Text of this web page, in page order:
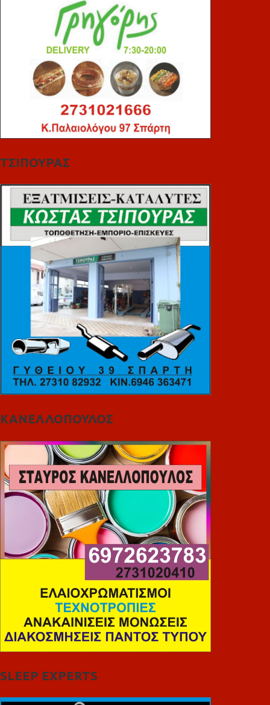
ΤΣΙΠΟΥΡΑΣ
ΚΑΝΕΛΛΟΠΟΥΛΟΣ
SLEEP EXPERTS